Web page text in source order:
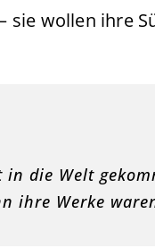
sie wollen ihre
die Welt
ihre Werke